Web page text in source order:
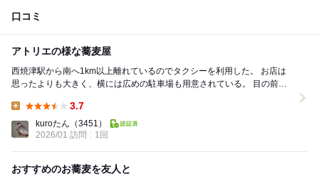
口コミ
アトリエの様な蕎麦屋
西焼津駅から南へ1km以上離れているのでタクシーを利用した。 お店は
思ったよりも大きく、横には広めの駐車場も用意されている。 目の前を
3.7
kuroたん （3451）
2026/01 訪問
1回
おすすめのお蕎麦を友人と